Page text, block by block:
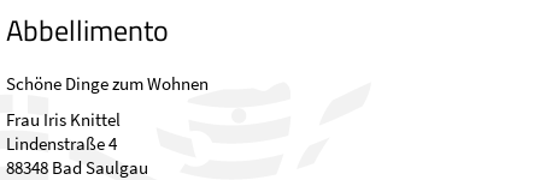
Abbellimento
Schöne Dinge zum Wohnen
Frau Iris Knittel
Lindenstraße 4
88348 Bad Saulgau